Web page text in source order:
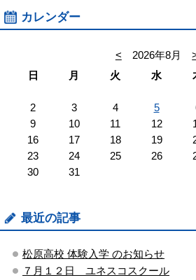
カレンダー
< 2026年8月
日
月 火 水
2
3 4 5
9
10 11 12
16
17 18 19
23
24 25 26
30
31
最近の記事
松原高校 体験入学 のお知らせ
７月１２日 ユネスコスクール